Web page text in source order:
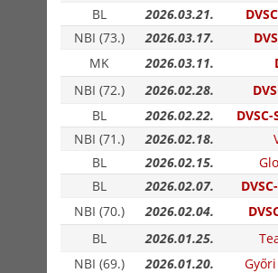
BL
2026.03.21.
NBI (73.)
2026.03.17.
MK
2026.03.11.
NBI (72.)
2026.02.28.
BL
2026.02.22.
NBI (71.)
2026.02.18.
BL
2026.02.15.
BL
2026.02.07.
NBI (70.)
2026.02.04.
BL
2026.01.25.
NBI (69.)
2026.01.20.